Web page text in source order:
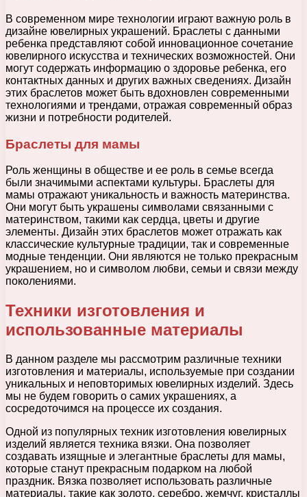
В современном мире технологии играют важную роль в
дизайне ювелирных украшений. Браслеты с данными
ребенка представляют собой инновационное сочетание
ювелирного искусства и технических возможностей. Они
могут содержать информацию о здоровье ребенка, его
контактных данных и других важных сведениях. Дизайн
этих браслетов может быть вдохновлен современными
технологиями и трендами, отражая современный образ
жизни и потребности родителей.
Браслеты для мамы
Роль женщины в обществе и ее роль в семье всегда
были значимыми аспектами культуры. Браслеты для
мамы отражают уникальность и важность материнства.
Они могут быть украшены символами связанными с
материнством, такими как сердца, цветы и другие
элементы. Дизайн этих браслетов может отражать как
классические культурные традиции, так и современные
модные тенденции. Они являются не только прекрасным
украшением, но и символом любви, семьи и связи между
поколениями.
Техники изготовления и
использованные материалы
В данном разделе мы рассмотрим различные техники
изготовления и материалы, используемые при создании
уникальных и неповторимых ювелирных изделий. Здесь
мы не будем говорить о самих украшениях, а
сосредоточимся на процессе их создания.
Одной из популярных техник изготовления ювелирных
изделий является техника вязки. Она позволяет
создавать изящные и элегантные браслеты для мамы,
которые станут прекрасным подарком на любой
праздник. Вязка позволяет использовать различные
материалы, такие как золото, серебро, жемчуг, кристаллы